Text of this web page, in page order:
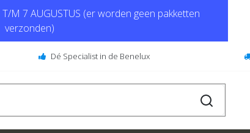
T/M 7 AUGUSTUS (er worden geen pakketten
verzonden)
Dé Specialist in de Benelux